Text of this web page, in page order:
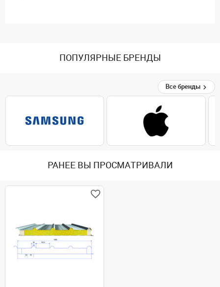
ПОПУЛЯРНЫЕ БРЕНДЫ
Все бренды
РАНЕЕ ВЫ ПРОСМАТРИВАЛИ